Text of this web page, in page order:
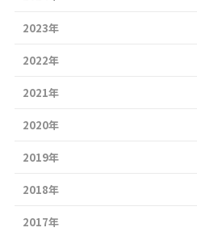
2023年
2022年
2021年
2020年
2019年
2018年
2017年